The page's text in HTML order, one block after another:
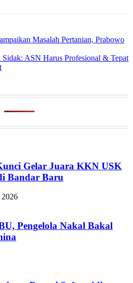
Masalah Pertanian, Prabowo
Sidak: ASN Harus Profesional & Tepat
Gelar Juara KKN USK
Bandar Baru
2026
Pengelola Nakal Bakal